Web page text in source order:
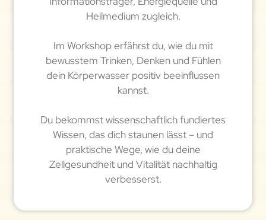
Heilmedium zugleich.
Im Workshop erfährst du, wie du mit
bewusstem Trinken, Denken und Fühlen
dein Körperwasser positiv beeinflussen
kannst.
Du bekommst wissenschaftlich fundiertes
Wissen, das dich staunen lässt – und
praktische Wege, wie du deine
Zellgesundheit und Vitalität nachhaltig
verbesserst.